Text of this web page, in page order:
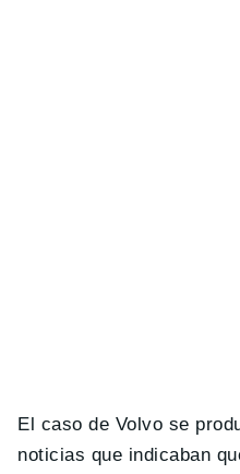
El caso de Volvo se
noticias que indicaban